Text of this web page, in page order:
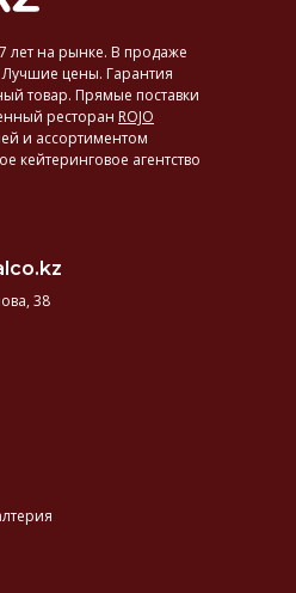
лет на рынке. В продаже
цены. Гарантия
товар. Прямые поставки
ресторан ROJO
и ассортиментом
кейтеринговое агентство
38